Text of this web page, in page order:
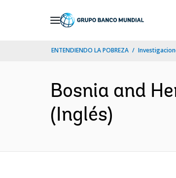
ENTENDIENDO LA POBREZA
Bosnia and
(Inglés)